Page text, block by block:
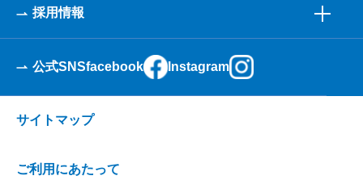
採用情報
公式SNSfacebook Instagram
サイトマップ
ご利用にあたって